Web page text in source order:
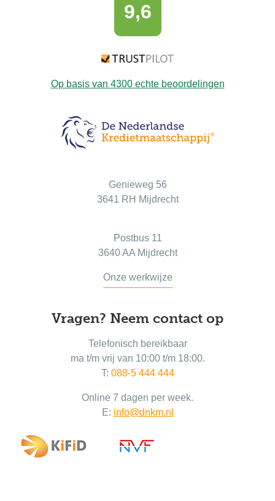
9,6
Op basis van 4300echte beoordelingen
Genieweg 56
3641 RH Mijdrecht
Postbus 11
3640 AA Mijdrecht
Onze werkwijze
Vragen? Neem contact op
Telefonisch bereikbaar
ma t/m vrij van 10:00 t/m 18:00.
T: 088-5 444 444
Online 7 dagen per week.
E: info@dnkm.nl